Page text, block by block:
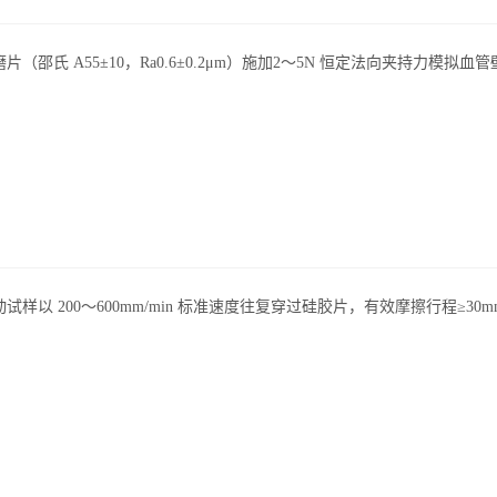
（邵氏 A55±10，Ra0.6±0.2μm）施加2～5N 恒定法向夹持力模拟血管
试样以 200～600mm/min 标准速度往复穿过硅胶片，有效摩擦行程